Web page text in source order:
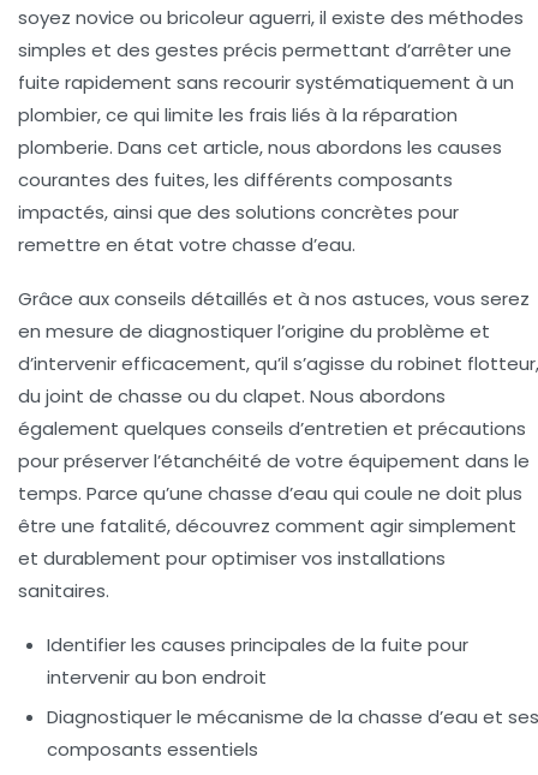
soyez novice ou bricoleur aguerri, il existe des méthodes
simples et des gestes précis permettant d’arrêter une
fuite rapidement sans recourir systématiquement à un
plombier, ce qui limite les frais liés à la réparation
plomberie. Dans cet article, nous abordons les causes
courantes des fuites, les différents composants
impactés, ainsi que des solutions concrètes pour
remettre en état votre chasse d’eau.
Grâce aux conseils détaillés et à nos astuces, vous serez
en mesure de diagnostiquer l’origine du problème et
d’intervenir efficacement, qu’il s’agisse du robinet flotteur,
du joint de chasse ou du clapet. Nous abordons
également quelques conseils d’entretien et précautions
pour préserver l’étanchéité de votre équipement dans le
temps. Parce qu’une chasse d’eau qui coule ne doit plus
être une fatalité, découvrez comment agir simplement
et durablement pour optimiser vos installations
sanitaires.
Identifier les causes principales de la fuite pour
intervenir au bon endroit
Diagnostiquer le mécanisme de la chasse d’eau et ses
composants essentiels